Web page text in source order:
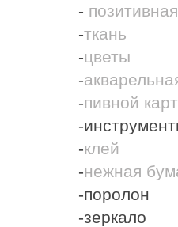
-
-ткань
-цветы
-
-пивной
-
-клей
-нежная
-поролон
-зеркало